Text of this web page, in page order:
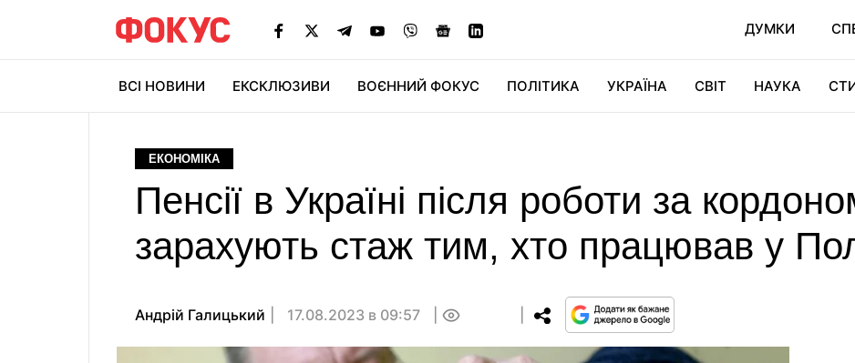
ДУМКИ
ВСІ НОВИНИ ЕКСКЛЮЗИВИ ВОЄННИЙ ФОКУС ПОЛІТИКА УКРАЇНА СВІТ НАУКА
ЕКОНОМІКА
Пенсії в Україні після роботи за
зарахують стаж тим, хто працював у
Андрiй Галицький 17.08.2023 в 09:57